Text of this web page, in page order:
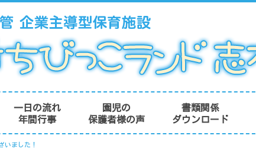
一日の流れ
年間行事
園児の
保護者様の声
書類関係
ダウンロード
いました！